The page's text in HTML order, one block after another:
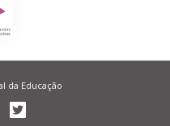
da Educação